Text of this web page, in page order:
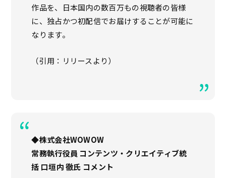
作品を、日本国内の数百万もの視聴者の皆様
に、独占かつ初配信でお届けすることが可能に
なります。
（引用：リリースより）
◆株式会社WOWOW
常務執行役員 コンテンツ・クリエイティブ統
括 口垣内 徹氏 コメント